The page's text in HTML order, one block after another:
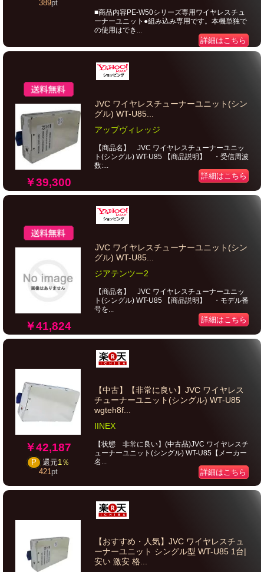
389pt
■商品内容PE-W50シリーズ専用ワイヤレスチュ
ーナーユニット●組み込み専用です。本機単独で
の使用はでき...
詳細はこちら
￥39,300
JVC ワイヤレスチューナーユニット(シン
グル) WT-U85...
アップヴィレッジ
【商品名】 JVC ワイヤレスチューナーユニッ
ト(シングル) WT-U85 【商品説明】 ・受信周波
数:...
詳細はこちら
￥41,824
JVC ワイヤレスチューナーユニット(シン
グル) WT-U85...
ジアテンツー2
【商品名】 JVC ワイヤレスチューナーユニッ
ト(シングル) WT-U85 【商品説明】 ・モデル番
号を...
詳細はこちら
￥42,187
P 還元1％
421 pt
【中古】【非常に良い】JVC ワイヤレス
チューナーユニット(シングル) WT-U85
wgteh8f...
IINEX
【状態 非常に良い】(中古品)JVC ワイヤレスチ
ューナーユニット(シングル) WT-U85【メーカー
名...
詳細はこちら
【おすすめ・人気】JVC ワイヤレスチュ
ーナーユニット シングル型 WT-U85 1台|
安い 激安 格...